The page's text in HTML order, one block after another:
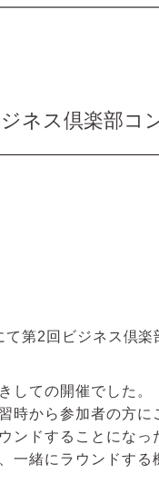
ネス倶楽部コ
第2回ビジネス倶楽
しての開催でした。
時から参加者の方に
ンドすることにな
一緒にラウンドす